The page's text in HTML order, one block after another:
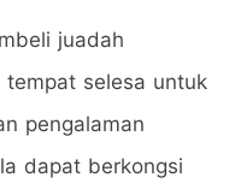
juadah
selesa untuk
pengalaman
dapat berkongsi